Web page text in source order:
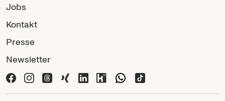
Jobs
Kontakt
Presse
Newsletter